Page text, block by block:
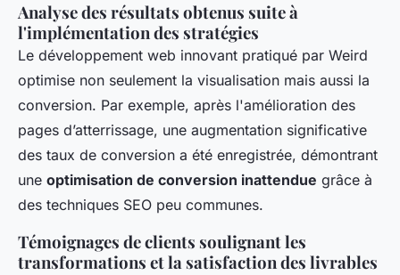
Analyse des résultats obtenus suite à
l'implémentation des stratégies
Le développement web innovant pratiqué par Weird
optimise non seulement la visualisation mais aussi la
conversion. Par exemple, après l'amélioration des
pages d’atterrissage, une augmentation significative
des taux de conversion a été enregistrée, démontrant
une optimisation de conversion inattendue grâce à
des techniques SEO peu communes.
Témoignages de clients soulignant les
transformations et la satisfaction des livrables